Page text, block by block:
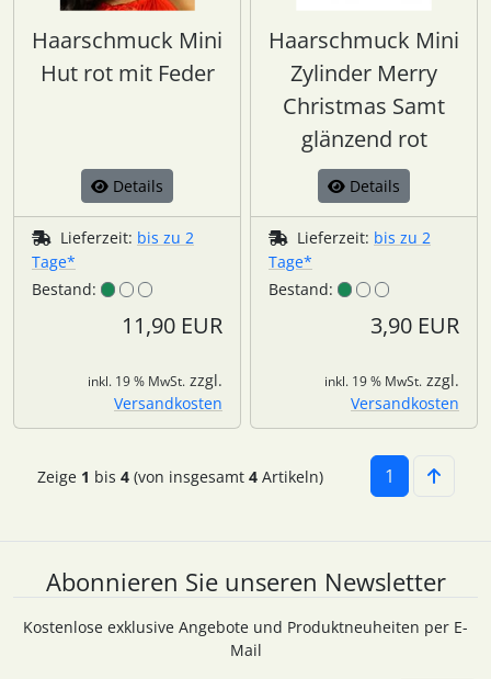
Haarschmuck Mini
Hut rot mit Feder
Details
Lieferzeit: bis zu 2
Tage*
Bestand:
11,90 EUR
inkl. 19 % MwSt. zzgl.
Versandkosten
Haarschmuck Mini
Zylinder Merry
Christmas Samt
glänzend rot
Details
Lieferzeit: bis zu 2
Tage*
Bestand:
3,90 EUR
inkl. 19 % MwSt. zzgl.
Versandkosten
Zeige 1 bis 4(von insgesamt 4Artikeln) 1
Abonnieren Sie unseren Newsletter
Kostenlose exklusive Angebote und Produktneuheiten per E-
Mail